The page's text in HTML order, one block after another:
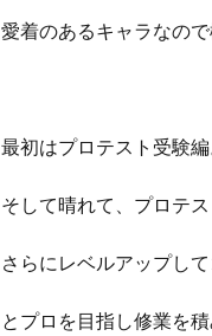
愛着のあるキャラなの
最初はプロテスト受験編
そして晴れて、プロテ
さらにレベルアップし
とプロを目指し修業を